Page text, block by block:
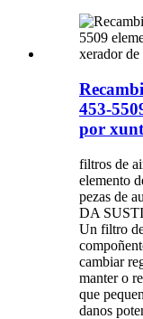
453-
por
filtros de
elemento
pezas de
DA
Un filtro
cambiar
manter o
que
danos